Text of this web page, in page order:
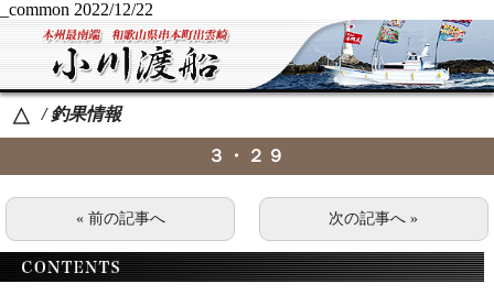
_common 2022/12/22
△ / 釣果情報
３・２９
« 前の記事へ 次の記事へ »